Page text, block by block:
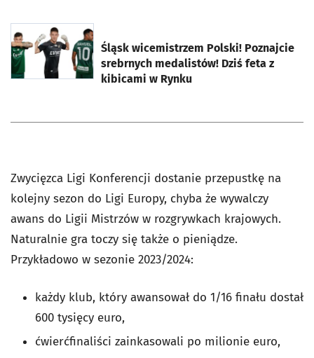
Śląsk wicemistrzem Polski! Poznajcie
srebrnych medalistów! Dziś feta z
kibicami w Rynku
otworzy się w nowej karcie
Zwycięzca Ligi Konferencji dostanie przepustkę na
kolejny sezon do Ligi Europy, chyba że wywalczy
awans do Ligii Mistrzów w rozgrywkach krajowych.
Naturalnie gra toczy się także o pieniądze.
Przykładowo w sezonie 2023/2024:
każdy klub, który awansował do 1/16 finału dostał
600 tysięcy euro,
ćwierćfinaliści zainkasowali po milionie euro,